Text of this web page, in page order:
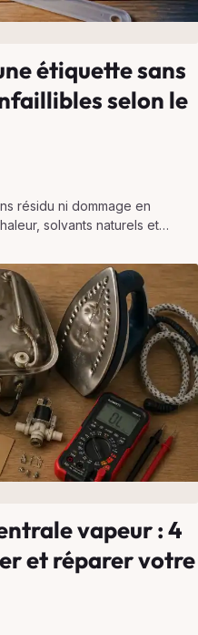
étiquette sans
selon le
résidu ni dommage en
solvants naturels et
vapeur : 4
et réparer votre